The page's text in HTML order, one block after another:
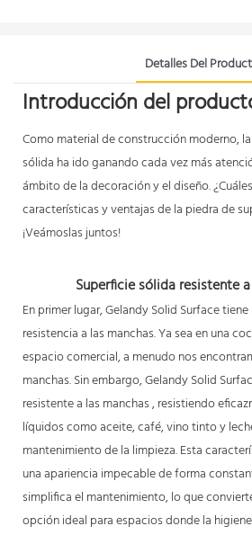
Detalles Del
Introducción del
Como material de construcción moderno,
sólida ha ido ganando cada vez más
ámbito de la decoración y el diseño.
características y ventajas de la piedra de
¡Veámoslas juntos!
Superficie sólida resistente
En primer lugar, Gelandy Solid Surface
resistencia a las manchas. Ya sea en una
espacio comercial, a menudo nos
manchas. Sin embargo, Gelandy Solid
resistente a las manchas, resistiendo
líquidos como aceite, café, vino tinto y
mantenimiento de la limpieza. Esta
una apariencia impecable de forma
simplifica el mantenimiento, lo que
opción ideal para espacios donde la